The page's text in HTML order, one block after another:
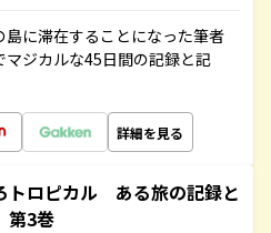
に滞在することになった筆者
ジカルな45日間の記録と記
詳細を見る
トロピカル ある旅の記録と
3巻